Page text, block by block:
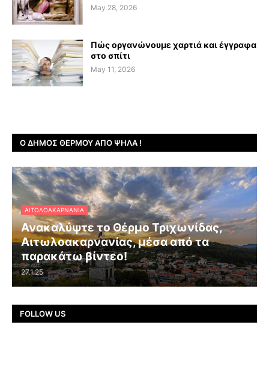
May 28, 2026
Πώς οργανώνουμε χαρτιά και έγγραφα
στο σπίτι
May 11, 2026
Ο ΔΉΜΟΣ ΘΈΡΜΟΥ ΑΠΌ ΨΗΛΆ !
ΑΙΤΩΛΟΑΚΑΡΝΑΝΊΑ
Ανακαλύψτε το Θέρμο Τριχωνίδας,
Αιτωλοακαρνανίας, μέσα από τα
παρακάτω βίντεο!
27.1.25
FOLLOW US